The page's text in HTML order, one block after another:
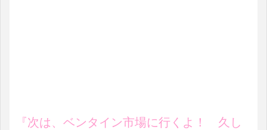
『次は、ベンタイン市場に行くよ！ 久し